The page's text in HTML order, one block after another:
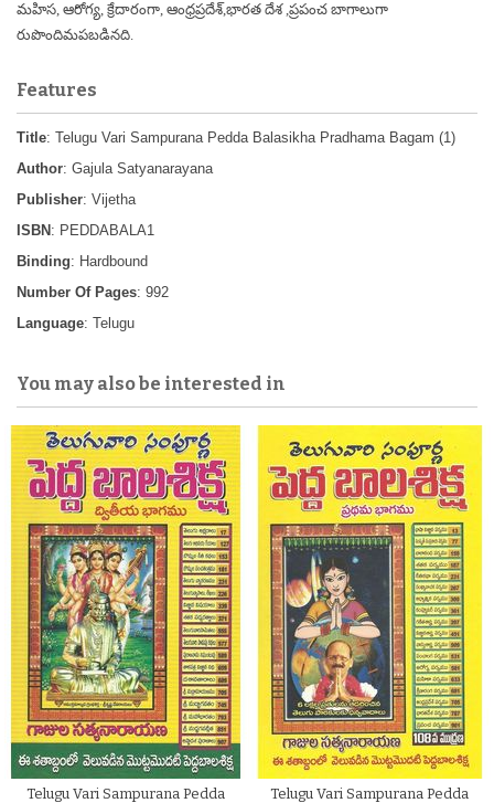
మహిస, ఆరోగ్య, క్రేదారంగా, ఆంధ్రప్రదేశ్,భారత దేశ ,ప్రపంచ బాగాలుగా
రుపొందిమపబడినది.
Features
Title: Telugu Vari Sampurana Pedda Balasikha Pradhama Bagam (1)
Author: Gajula Satyanarayana
Publisher: Vijetha
ISBN : PEDDABALA1
Binding: Hardbound
Number Of Pages: 992
Language: Telugu
You may also be interested in
Telugu Vari Sampurana Pedda
Telugu Vari Sampurana Pedda